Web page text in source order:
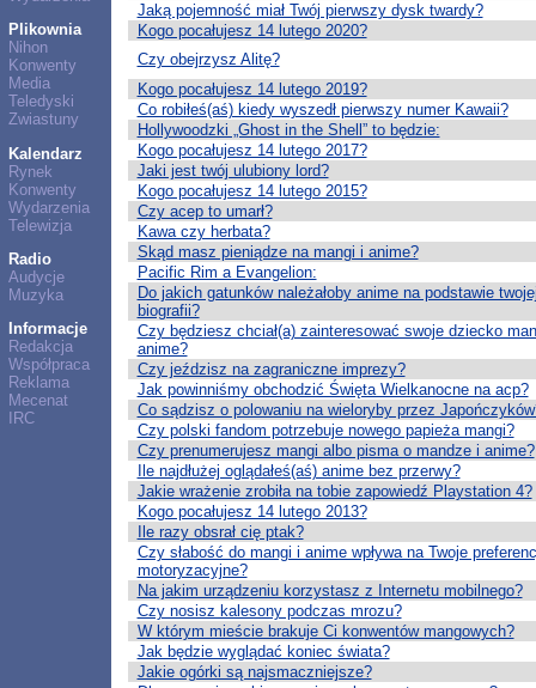
Plikownia
Nihon
Konwenty
Media
Teledyski
Zwiastuny
Kalendarz
Rynek
Konwenty
Wydarzenia
Telewizja
Radio
Audycje
Muzyka
Informacje
Redakcja
Współpraca
Reklama
Mecenat
IRC
Jaką pojemność miał Twój pierwszy dysk twardy?
Kogo pocałujesz 14 lutego 2020?
Czy obejrzysz Alitę?
Kogo pocałujesz 14 lutego 2019?
Co robiłeś(aś) kiedy wyszedł pierwszy numer Kawaii?
Hollywoodzki „Ghost in the Shell” to będzie:
Kogo pocałujesz 14 lutego 2017?
Jaki jest twój ulubiony lord?
Kogo pocałujesz 14 lutego 2015?
Czy acep to umarł?
Kawa czy herbata?
Skąd masz pieniądze na mangi i anime?
Pacific Rim a Evangelion:
Do jakich gatunków należałoby anime na podstawie
biografii?
Czy będziesz chciał(a) zainteresować swoje dziecko
anime?
Czy jeździsz na zagraniczne imprezy?
Jak powinniśmy obchodzić Święta Wielkanocne na acp?
Co sądzisz o polowaniu na wieloryby przez
Czy polski fandom potrzebuje nowego papieża mangi?
Czy prenumerujesz mangi albo pisma o mandze i anime?
Ile najdłużej oglądałeś(aś) anime bez przerwy?
Jakie wrażenie zrobiła na tobie zapowiedź Playstation 4?
Kogo pocałujesz 14 lutego 2013?
Ile razy obsrał cię ptak?
Czy słabość do mangi i anime wpływa na Twoje
motoryzacyjne?
Na jakim urządzeniu korzystasz z Internetu mobilnego?
Czy nosisz kalesony podczas mrozu?
W którym mieście brakuje Ci konwentów mangowych?
Jak będzie wyglądać koniec świata?
Jakie ogórki są najsmaczniejsze?